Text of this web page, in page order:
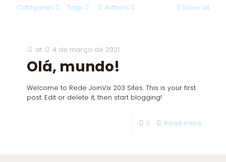
Categories Tags Authors Show all
at 4 de março de 2021
Olá, mundo!
Welcome to Rede JoinVix 203 Sites. This is your first
post. Edit or delete it, then start blogging!
0 Read more